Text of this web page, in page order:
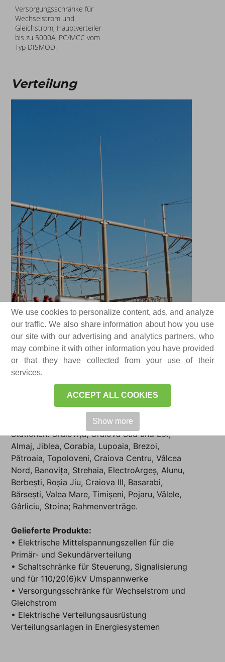
We use cookies to personalize content, ads, and analyze
our traffic. We also share information about how you use
our site with our advertising and analytics partners, who
may combine it with other information you have provided
or that they have collected from your use of their
services.
ACCEPT ALL COOKIES
Show more
Versorgungsschränke für
Wechselstrom und
Gleichstrom; Hauptverteiler
bis zu 5000A, PC/MCC vom
Typ DISMOD.
Verteilung
Beneficiar/Client:
DISTRIBUȚIE ENERGIE
OLTENIA (CEZ GRUP)
Modernisierung der 110/20 kV
Stationen: Craiovița, Craiova Sud und Est,
Almaj, Jiblea, Corabia, Lupoaia, Brezoi,
Pătroaia, Topoloveni, Craiova Centru, Vâlcea
Nord, Banovița, Strehaia, ElectroArgeș, Alunu,
Berbești, Roșia Jiu, Craiova III, Basarabi,
Bărsești, Valea Mare, Timișeni, Pojaru, Vâlele,
Gârliciu, Stoina; Rahmenverträge.
Gelieferte Produkte:
• Elektrische Mittelspannungszellen für die
Primär- und Sekundärverteilung
• Schaltschränke für Steuerung, Signalisierung
und für 110/20(6)kV Umspannwerke
• Versorgungsschränke für Wechselstrom und
Gleichstrom
• Elektrische Verteilungsausrüstung
Verteilungsanlagen in Energiesystemen